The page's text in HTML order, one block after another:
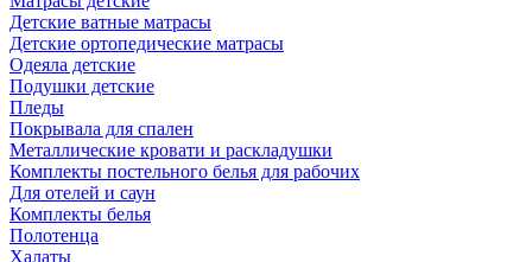
Детские ватные матрасы
Детские ортопедические матрасы
Одеяла детские
Подушки детские
Пледы
Покрывала для спален
Металлические кровати и раскладушки
Комплекты постельного белья для рабочих
Для отелей и саун
Комплекты белья
Полотенца
Халаты